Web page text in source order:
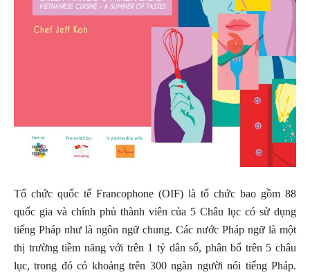
Tổ chức quốc tế Francophone (OIF) là tổ chức bao gồm 88
quốc gia và chính phủ thành viên của 5 Châu lục có sử dụng
tiếng Pháp như là ngôn ngữ chung. Các nước Pháp ngữ là một
thị trường tiềm năng với trên 1 tỷ dân số, phân bổ trên 5 châu
lục, trong đó có khoảng trên 300 ngàn người nói tiếng Pháp.